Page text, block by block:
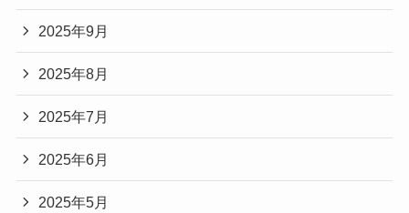
2025年9月
2025年8月
2025年7月
2025年6月
2025年5月